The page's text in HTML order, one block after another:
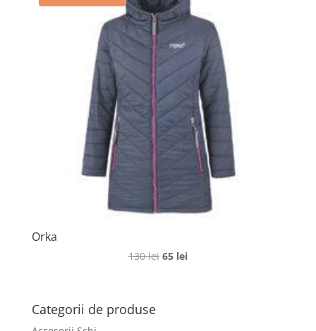
Orka
130lei Prețul
65 leiPrețul
Categorii de produse